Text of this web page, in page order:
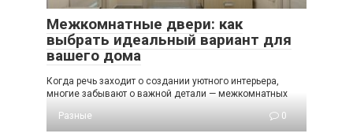
Межкомнатные двери: как
выбрать идеальный вариант для
вашего дома
Когда речь заходит о создании уютного интерьера,
многие забывают о важной детали — межкомнатных
Разные
0